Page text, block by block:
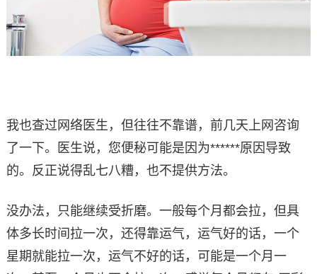
我也查过网络医生，但往往不靠谱，前几天上网咨询
了一下。医生说，您便秘可能是因为******原因导致
的。反正说得乱七八糟，也不提供方法。
没办法，只能继续受折磨。一般每个月都会拉，但具
体多长时间拉一次，还得靠运气，运气好的话，一个
星期就能拉一次，运气不好的话，可能是一个月一